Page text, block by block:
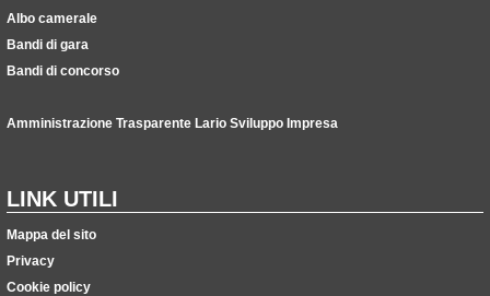
Albo camerale
Bandi di gara
Bandi di concorso
Amministrazione Trasparente Lario Sviluppo Impresa
LINK UTILI
Mappa del sito
Privacy
Cookie policy